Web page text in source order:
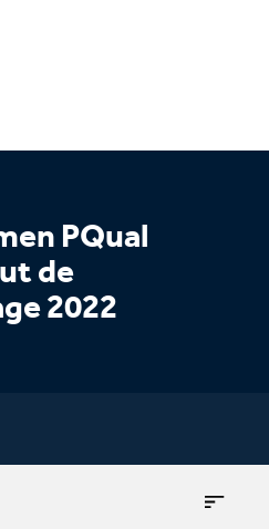
PQual
de
2022